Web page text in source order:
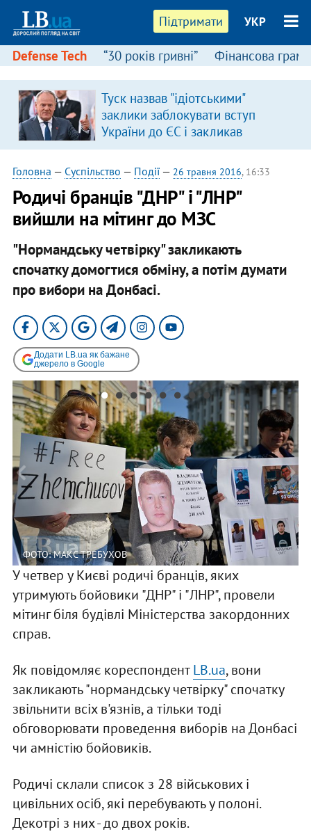
Підтримати УКР
Defense Tech “30 років гривні” Фінансова
Туск назвав "ідіотськими"
заклики заблокувати вступ
України до ЄС і закликав
припинити антиукраїнську
риторику
Головна — Суспільство — Події— 26 травня 2016, 16:33
Родичі бранців "ДНР" і "ЛНР"
вийшли на мітинг до МЗС
"Нормандську четвірку" закликають
спочатку домогтися обміну, а потім думати
про вибори на Донбасі.
Додати LB.ua як бажане
джерело в Google
ФОТО: МАКС ТРЕБУХОВ
У четвер у Києві родичі бранців, яких
утримують бойовики "ДНР" і "ЛНР", провели
мітинг біля будівлі Міністерства закордонних
справ.
Як повідомляє кореспондентLB.ua, вони
закликають "нормандську четвірку" спочатку
звільнити всіх в'язнів, а тільки тоді
обговорювати проведення виборів на Донбасі
чи амністію бойовиків.
Родичі склали список з 28 військових і
цивільних осіб, які перебувають у полоні.
Декотрі з них - до двох років.